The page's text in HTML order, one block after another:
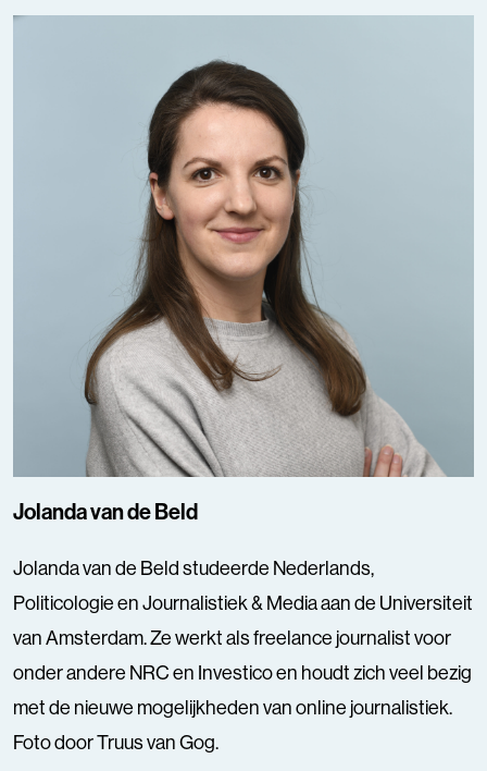
Jolanda van de Beld
Jolanda van de Beld studeerde Nederlands,
Politicologie en Journalistiek & Media aan de Universiteit
van Amsterdam. Ze werkt als freelance journalist voor
onder andere NRC en Investico en houdt zich veel bezig
met de nieuwe mogelijkheden van online journalistiek.
Foto door Truus van Gog.